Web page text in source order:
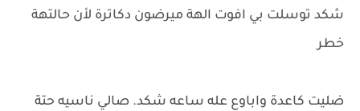
شكد توسلت بي افوت الهة ميرضون دكاترة لأن حالتهة
خطر
ضليت كاعدة واباوع عله ساعه شكد. صالي ناسيه حتة